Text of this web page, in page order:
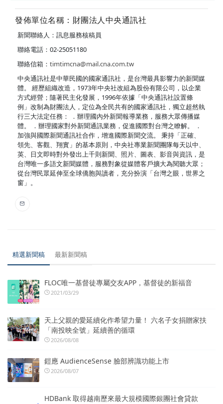
發佈單位名稱：財團法人中央通訊社
新聞聯絡人：訊息服務核稿員
聯絡電話：02-25051180
聯絡信箱： timtimcna@mail.cna.com.tw
中央通訊社是中華民國的國家通訊社，是台灣最具影響力的新聞媒
體。 經歷組織改造，1973年中央社改組為股份有限公司，以企業
方式經營；隨著民主化發展，1996年依據「中央通訊社設置條
例」改制為財團法人，定位為全民共有的國家通訊社，獨立超然執
行三大法定任務： ．辦理國內外新聞報導業務，服務大眾傳播媒
體。 ．辦理國家對外新聞通訊業務，促進國際對台灣之瞭解。 ．
加強與國際新聞通訊社合作，增進國際新聞交流。 秉持「正確、
領先、客觀、翔實」的基本原則，中央社專業新聞團隊每天以中、
英、日文即時對外發出上千則新聞、照片、圖表、影音與資訊，是
台灣唯一多語文新聞媒體，服務對象從媒體客戶擴大為閱聽大眾；
從台灣民眾延伸至全球僑胞與讀者，充分扮演「台灣之眼，世界之
窗」。
精選新聞稿 最新新聞稿
FLOC唯一基督徒專屬交友APP，基督徒的新福音
2021/03/29
天上父親的愛延續化作希望力量！ 六名子女捐贈家扶
「南投映全號」延續善的循環
2026/08/08
鎧應 AudienceSense 臉部辨識功能上市
2026/08/07
HDBank 取得越南歷來最大規模國際銀團社會貸款